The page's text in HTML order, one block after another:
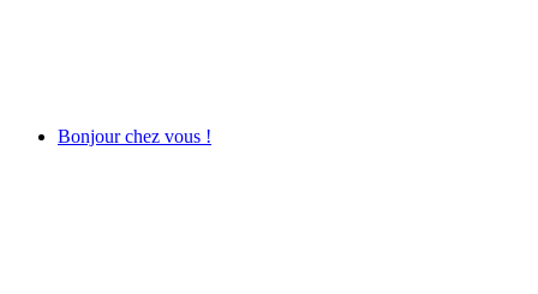
Bonjour chez vous !